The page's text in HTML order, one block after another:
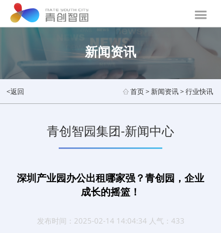
新闻资讯
<返回 首页> 新闻资讯>行业快讯
青创智园集团-新闻中心
深圳产业园办公出租哪家强？青创园，企业
成长的摇篮！
发布时间：2025-02-14 14:04:34 人气：433